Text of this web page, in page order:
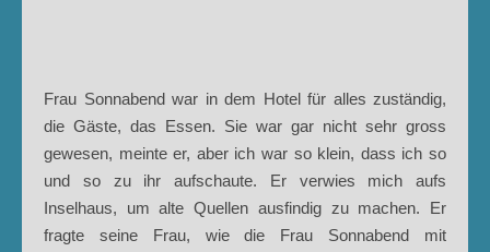
Frau Sonnabend war in dem Hotel für alles zuständig,
die Gäste, das Essen. Sie war gar nicht sehr gross
gewesen, meinte er, aber ich war so klein, dass ich so
und so zu ihr aufschaute. Er verwies mich aufs
Inselhaus, um alte Quellen ausfindig zu machen. Er
fragte seine Frau, wie die Frau Sonnabend mit